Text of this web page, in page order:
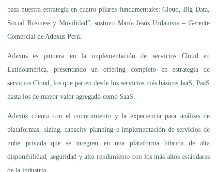
basa nuestra estrategia en cuatro pilares fundamentales: Cloud, Big Data,
Social Business y Movilidad”, sostuvo María Jesús Urdanivia – Gerente
Comercial de Adexus Perú.
Adexus es pionera en la implementación de servicios Cloud en
Latinoamérica, presentando un offering completo en estrategia de
servicios Cloud, los que parten desde los servicios más básicos IaaS, PaaS
hasta los de mayor valor agregado como SaaS.
Adexus cuenta con el conocimiento y la experiencia para análisis de
plataformas, sizing, capacity planning e implementación de servicios de
nube privada que se integren en una plataforma híbrida de alta
disponibilidad, seguridad y alto rendimiento con los más altos estándares
de la industria.